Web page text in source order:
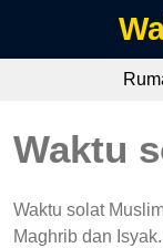
Waktu
Waktu solat
Maghrib dan